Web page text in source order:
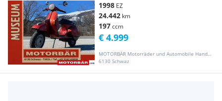
1998 EZ
24.442 km
197ccm
MOTORBÄR Motorräder und Automobile Handelsgesellschaft m.b.H.
6130 Schwaz
€ 4.999